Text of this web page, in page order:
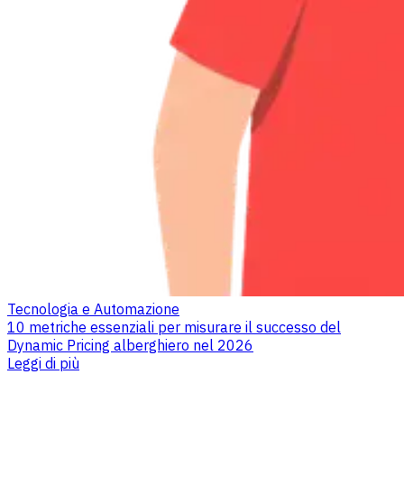
Tecnologia e Automazione
10 metriche essenziali per misurare il successo del
Dynamic Pricing alberghiero nel 2026
Leggi di più